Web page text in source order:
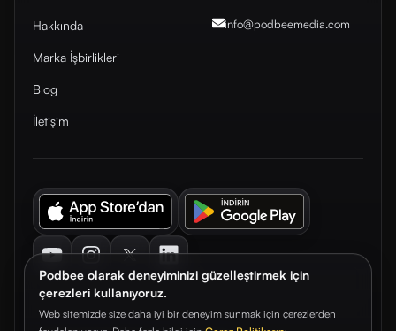
Podbee olarak deneyiminizi güzelleştirmek için
çerezleri kullanıyoruz.
Web sitemizde size daha iyi bir deneyim sunmak için çerezlerden
Hakkında
Marka İşbirlikleri
Blog
İletişim
info@podbeemedia.com